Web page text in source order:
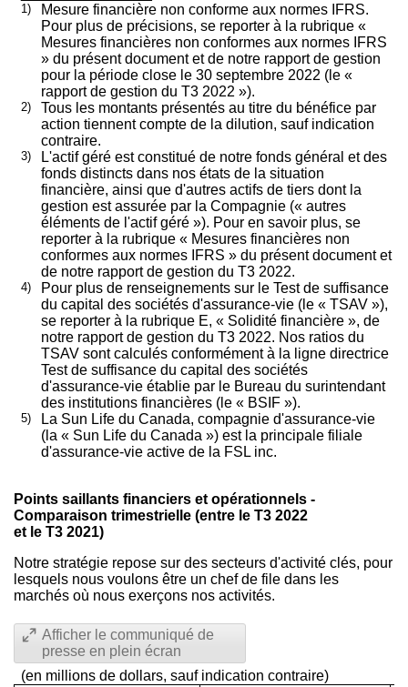
1)
Mesure financière non conforme aux normes IFRS.
Pour plus de précisions, se reporter à la rubrique «
Mesures financières non conformes aux normes IFRS
» du présent document et de notre rapport de gestion
pour la période close le 30 septembre 2022 (le «
rapport de gestion du T3 2022 »).
2)
Tous les montants présentés au titre du bénéfice par
action tiennent compte de la dilution, sauf indication
contraire.
3)
L'actif géré est constitué de notre fonds général et des
fonds distincts dans nos états de la situation
financière, ainsi que d'autres actifs de tiers dont la
gestion est assurée par la Compagnie (« autres
éléments de l'actif géré »). Pour en savoir plus, se
reporter à la rubrique « Mesures financières non
conformes aux normes IFRS » du présent document et
de notre rapport de gestion du T3 2022.
4)
Pour plus de renseignements sur le Test de suffisance
du capital des sociétés d'assurance-vie (le « TSAV »),
se reporter à la rubrique E, « Solidité financière », de
notre rapport de gestion du T3 2022. Nos ratios du
TSAV sont calculés conformément à la ligne directrice
Test de suffisance du capital des sociétés
d'assurance-vie établie par le Bureau du surintendant
des institutions financières (le « BSIF »).
5)
La Sun Life du Canada, compagnie d'assurance-vie
(la « Sun Life du Canada ») est la principale filiale
d'assurance-vie active de la FSL inc.
Points saillants financiers et opérationnels -
Comparaison trimestrielle (entre le T3 2022
et le T3 2021)
Notre stratégie repose sur des secteurs d'activité clés, pour
lesquels nous voulons être un chef de file dans les
marchés où nous exerçons nos activités.
Afficher le communiqué de
presse en plein écran
(en millions de dollars, sauf indication contraire)